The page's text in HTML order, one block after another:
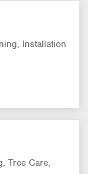
Installation
Tree Care,